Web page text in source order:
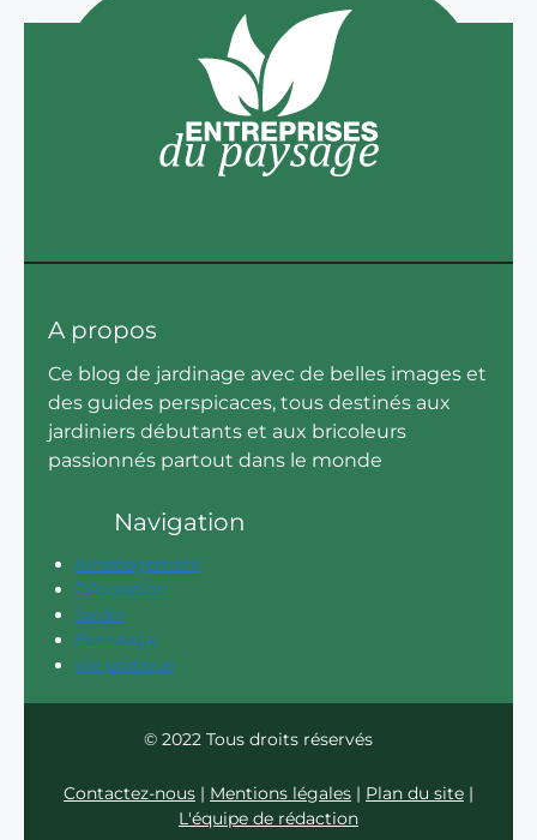
A propos
Ce blog de jardinage avec de belles images et
des guides perspicaces, tous destinés aux
jardiniers débutants et aux bricoleurs
passionnés partout dans le monde
Navigation
Aménagement
Décoration
Jardin
Bricolage
Vie pratique
© 2022 Tous droits réservés
Contactez-nous | Mentions légales | Plan du site |
L'équipe de rédaction